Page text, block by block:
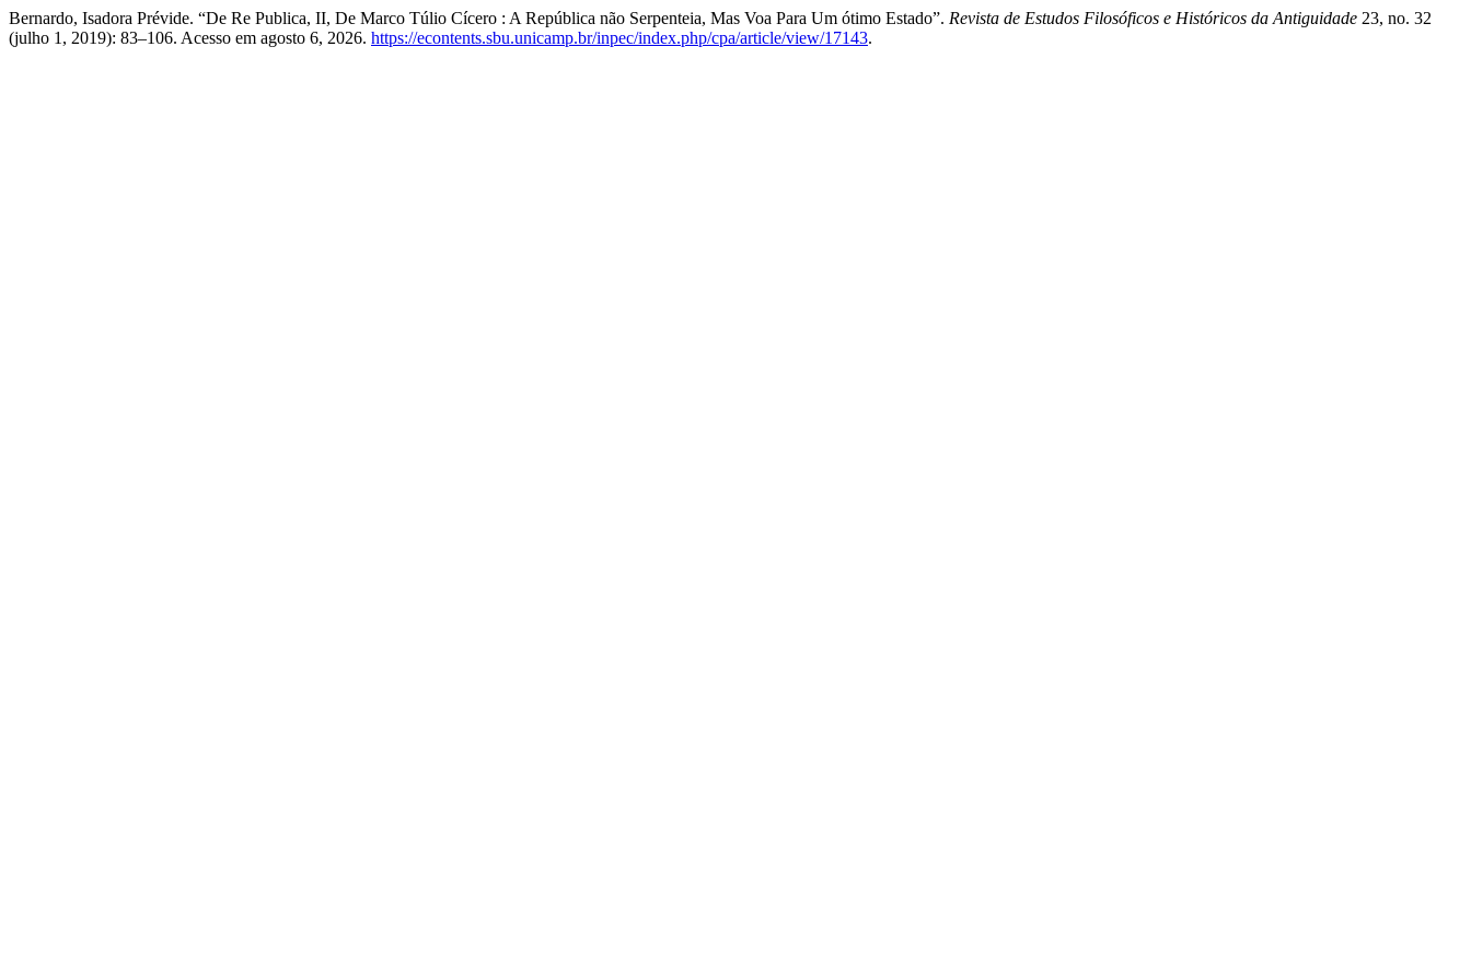
Bernardo, Isadora Prévide. “De Re Publica, II, De Marco Túlio Cícero : A República não Serpenteia, Mas Voa Para Um ótimo Estado”. Revista de Estudos Filosóficos e Históricos da Antiguidade 23, no. 32
(julho 1, 2019): 83–106. Acesso em agosto 6, 2026. https://econtents.sbu.unicamp.br/inpec/index.php/cpa/article/view/17143.